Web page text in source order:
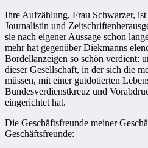
Ihre Aufzählung, Frau Schwarzer,
Journalistin und
sie nach eigener Aussage schon
mehr hat gegenüber Diekmanns
Bordellanzeigen so schön verdient;
dieser Gesellschaft, in der sich die
müssen, mit einer gutdotierten
Bundesverdienstkreuz und
eingerichtet hat.
Die Geschäftsfreunde meiner
Geschäftsfreunde: